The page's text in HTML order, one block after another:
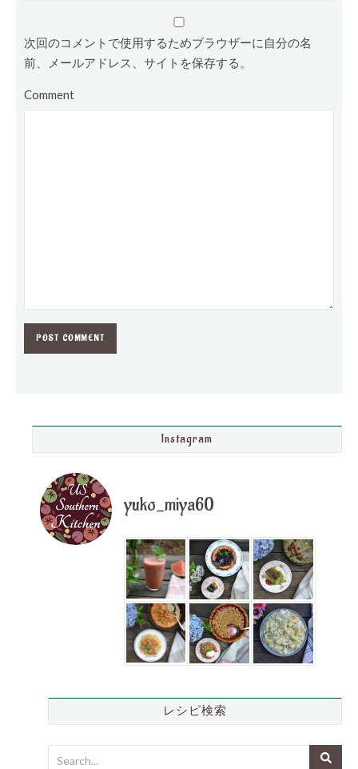
次回のコメントで使用するためブラウザーに自分の名
前、メールアドレス、サイトを保存する。
Comment
Instagram
yuko_miya60
レシピ検索